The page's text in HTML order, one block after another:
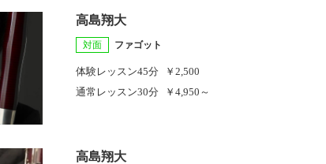
高島翔大
対面 ファゴット
体験レッスン45分
￥2,500
通常レッスン30分 ￥4,950～
高島翔大